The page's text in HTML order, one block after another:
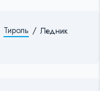
Тироль / Ледник